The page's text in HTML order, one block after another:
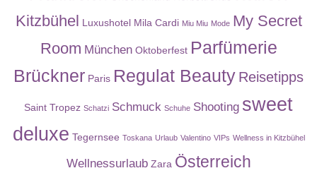
Kitzbühel Luxushotel Mila Cardi Miu Miu Mode My Secret
Room München Oktoberfest Parfümerie
Brückner Paris Regulat Beauty Reisetipps
Saint Tropez Schatzi Schmuck Schuhe Shooting sweet
deluxe Tegernsee Toskana Urlaub Valentino VIPs Wellness in Kitzbühel
Wellnessurlaub Zara Österreich